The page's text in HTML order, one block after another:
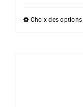
Choix des options